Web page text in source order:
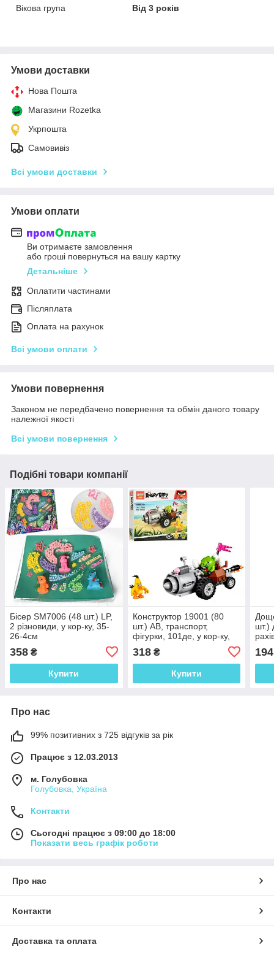
Вікова група
Від 3 років
Умови доставки
Нова Пошта
Магазини Rozetka
Укрпошта
Самовивіз
Всі умови доставки
Умови оплати
Ви отримаєте замовлення
або гроші повернуться на вашу картку
Детальніше
Оплатити частинами
Післяплата
Оплата на рахунок
Всі умови оплати
Умови повернення
Законом не передбачено повернення та обмін даного товару
належної якості
Всі умови повернення
Подібні товари компанії
Бісер SM7006 (48 шт.) LP,
2 різновиди, у кор-ку, 35-
26-4см
358 ₴
Купити
Конструктор 19001 (80
шт.) AB, транспорт,
фігурки, 101де, у кор-ку,
318₴
Купити
шт.)
2см
194
Про нас
99% позитивних з 725 відгуків за рік
Працює з 12.03.2013
м. Голубовка
Голубовка, Україна
Контакти
Сьогодні працює з 09:00 до 18:00
Показати весь графік роботи
Про нас
Контакти
Доставка та оплата